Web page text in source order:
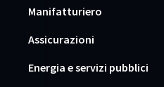
Manifatturiero
Assicurazioni
Energia e servizi pubblici